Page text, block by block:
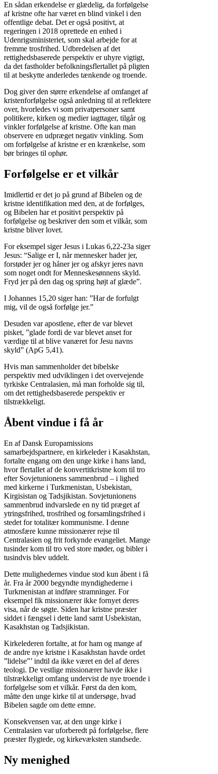
En sådan erkendelse er glædelig, da forfølgelse
af kristne ofte har været en blind vinkel i den
offentlige debat. Det er også positivt, at
regeringen i 2018 oprettede en enhed i
Udenrigsministeriet, som skal arbejde for at
fremme trosfrihed. Udbredelsen af det
rettighedsbaserede perspektiv er uhyre vigtigt,
da det fastholder befolkningsflertallet på pligten
til at beskytte anderledes tænkende og troende.
Dog giver den større erkendelse af omfanget af
kristenforfølgelse også anledning til at reflektere
over, hvorledes vi som privatpersoner samt
politikere, kirken og medier iagttager, tilgår og
vinkler forfølgelse af kristne. Ofte kan man
observere en udpræget negativ vinkling. Som
om forfølgelse af kristne er en krænkelse, som
bør bringes til ophør.
Forfølgelse er et vilkår
Imidlertid er det jo på grund af Bibelen og de
kristne identifikation med den, at de forfølges,
og Bibelen har et positivt perspektiv på
forfølgelse og beskriver den som et vilkår, som
kristne bliver lovet.
For eksempel siger Jesus i Lukas 6,22-23a siger
Jesus: “Salige er I, når mennesker hader jer,
forstøder jer og håner jer og afskyr jeres navn
som noget ondt for Menneskesønnens skyld.
Fryd jer på den dag og spring højt af glæde”.
I Johannes 15,20 siger han: ”Har de forfulgt
mig, vil de også forfølge jer.”
Desuden var apostlene, efter de var blevet
pisket, ”glade fordi de var blevet anset for
værdige til at blive vanæret for Jesu navns
skyld” (ApG 5,41).
Hvis man sammenholder det bibelske
perspektiv med udviklingen i det overvejende
tyrkiske Centralasien, må man forholde sig til,
om det rettighedsbaserede perspektiv er
tilstrækkeligt.
Åbent vindue i få år
En af Dansk Europamissions
samarbejdspartnere, en kirkeleder i Kasakhstan,
fortalte engang om den unge kirke i hans land,
hvor flertallet af de konvertitkristne kom til tro
efter Sovjetunionens sammenbrud – i lighed
med kirkerne i Turkmenistan, Usbekistan,
Kirgisistan og Tadsjikistan. Sovjetunionens
sammenbrud indvarslede en ny tid præget af
ytringsfrihed, trosfrihed og forsamlingsfrihed i
stedet for totalitær kommunisme. I denne
atmosfære kunne missionærer rejse til
Centralasien og frit forkynde evangeliet. Mange
tusinder kom til tro ved store møder, og bibler i
tusindvis blev uddelt.
Dette mulighedernes vindue stod kun åbent i få
år. Fra år 2000 begyndte myndighederne i
Turkmenistan at indføre stramninger. For
eksempel fik missionærer ikke fornyet deres
visa, når de søgte. Siden har kristne præster
siddet i fængsel i dette land samt Usbekistan,
Kasakhstan og Tadsjikistan.
Kirkelederen fortalte, at for ham og mange af
de andre nye kristne i Kasakhstan havde ordet
”lidelse”’ indtil da ikke været en del af deres
teologi. De vestlige missionærer havde ikke i
tilstrækkeligt omfang undervist de nye troende i
forfølgelse som et vilkår. Først da den kom,
måtte den unge kirke til at undersøge, hvad
Bibelen sagde om dette emne.
Konsekvensen var, at den unge kirke i
Centralasien var uforberedt på forfølgelse, flere
præster flygtede, og kirkevæksten standsede.
Ny menighed